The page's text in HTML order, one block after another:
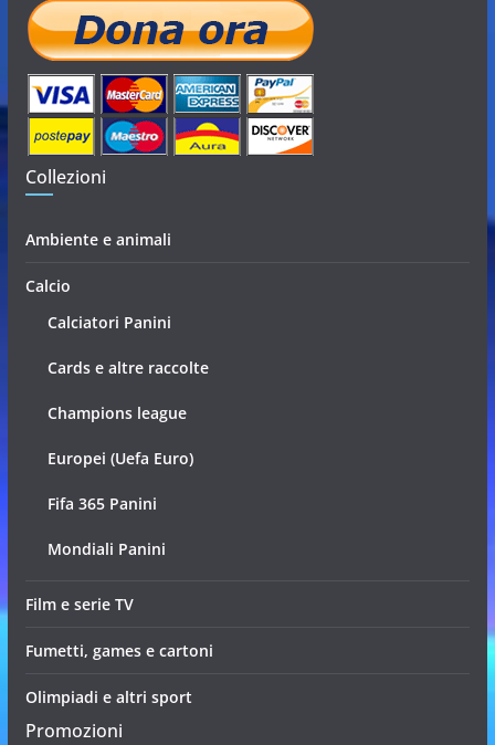
Collezioni
Ambiente e animali
Calcio
Calciatori Panini
Cards e altre raccolte
Champions league
Europei (Uefa Euro)
Fifa 365 Panini
Mondiali Panini
Film e serie TV
Fumetti, games e cartoni
Olimpiadi e altri sport
Promozioni